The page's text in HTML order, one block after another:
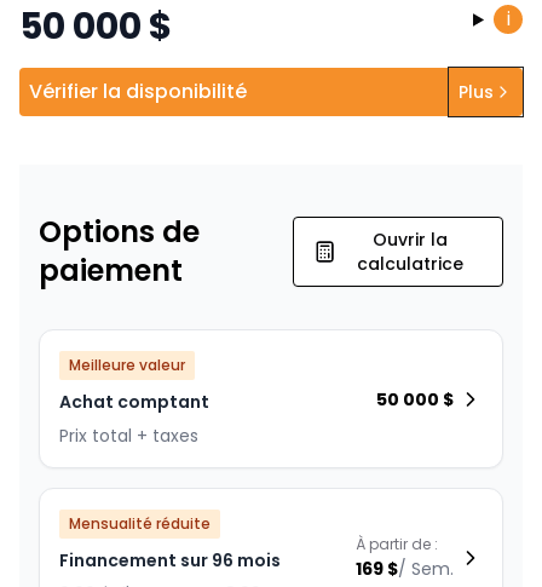
50 000$ i
Vérifier la disponibilité Plus
Options de
paiement
Ouvrir la
calculatrice
Meilleure valeur
Achat comptant
Prix total + taxes
50 000 $
Mensualité réduite
Financement sur 96 mois
À partir de :
169 $/ Sem.